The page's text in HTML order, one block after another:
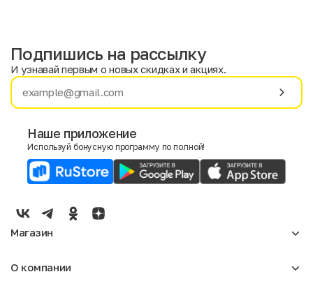
Имя
E-mail
Мужской
Женский
Подпишись на рассылку
И узнавай первым о новых скидках и акциях.
Наше приложение
Используй бонусную программу по полной!
Магазин
Мужское
О компании